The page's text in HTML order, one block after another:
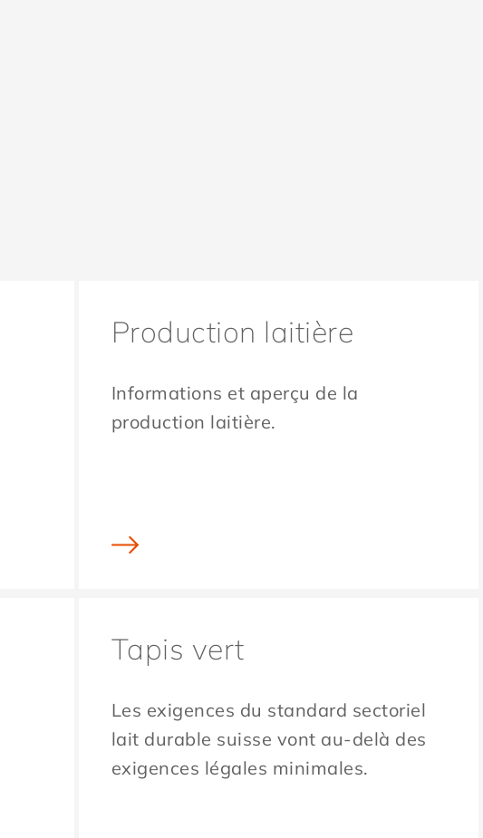
Production laitière
Informations et aperçu de la
production laitière.
Tapis vert
Les exigences du standard sectoriel
lait durable suisse vont au-delà des
exigences légales minimales.